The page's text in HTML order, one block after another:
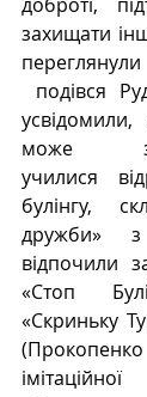
захищати
подівся
може
училися
булінгу,
дружби»
відпочили
«Стоп
«Скриньку